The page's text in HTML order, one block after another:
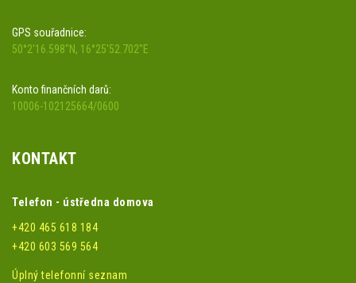
GPS souřadnice:
50°2'16.598"N, 16°25'52.702"E
Konto finančních darů:
10006-102125664/0600
KONTAKT
Telefon - ústředna domova
+420 465 618 184
+420 603 569 564
Úplný telefonní seznam